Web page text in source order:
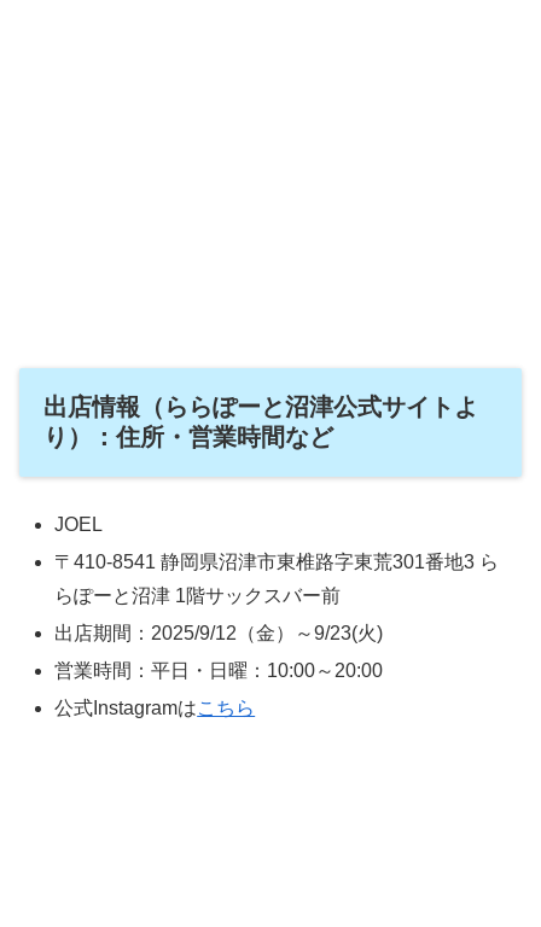
出店情報（ららぽーと沼津公式サイトよ
り）：住所・営業時間など
JOEL
〒410-8541 静岡県沼津市東椎路字東荒301番地3 ら
らぽーと沼津 1階サックスバー前
出店期間：2025/9/12（金）～9/23(火)
営業時間：平日・日曜：10:00～20:00
公式Instagramはこちら